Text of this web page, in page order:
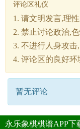
评论区礼仪
1. 请文明发言,理
2. 禁止讨论政治,
3. 不进行人身攻击
4. 评论区的良好
暂无评论
永乐象棋棋谱APP下